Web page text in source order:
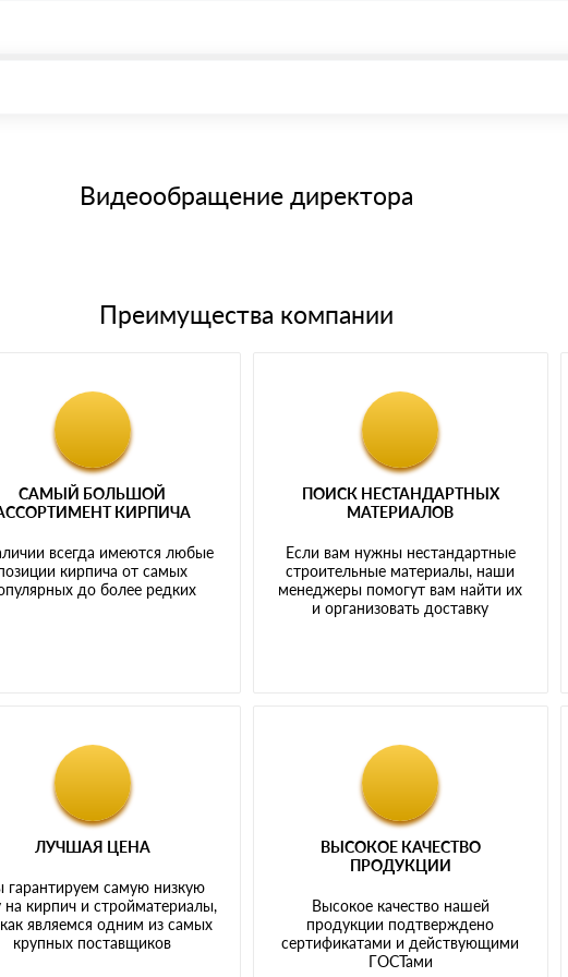
через системы электронных платежей.
банковским картам
материала после проверки качества и количества заказанного материала.
Видеообращение директора
Преимущества компании
САМЫЙ БОЛЬШОЙ
КИРПИЧА
всегда имеются любые
кирпича от самых
до более редких
ПОИСК НЕСТАНДАРТНЫХ
МАТЕРИАЛОВ
Если вам нужны нестандартные
строительные материалы, наши
менеджеры помогут вам найти их
и организовать доставку
ЛУЧШАЯ ЦЕНА
самую низкую
на кирпич и стройматериалы,
являемся одним из самых
крупных поставщиков
ВЫСОКОЕ КАЧЕСТВО
ПРОДУКЦИИ
Высокое качество нашей
продукции подтверждено
сертификатами и действующими
ГОСТами